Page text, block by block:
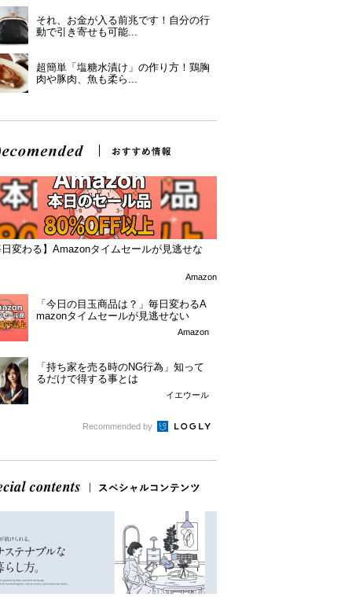
それ、お金が入る前兆です！自分の行
動で引き寄せも可能...
超簡単「塩糖水漬け」の作り方！鶏胸
肉や豚肉、魚も柔ら...
変わる】Amazonタイムセールが見逃せな
Amazon
「今日の目玉商品は？」毎日変わるA
mazonタイムセールが見逃せない
Amazon
「持ち家を売る時のNG行為」知って
るだけで得する事とは
イエウール
Recommended by